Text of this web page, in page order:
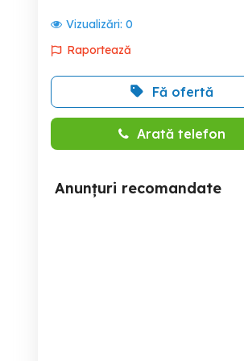
Vizualizări: 0
Raportează
Fă ofertă
Arată telefon
Anunțuri recomandate